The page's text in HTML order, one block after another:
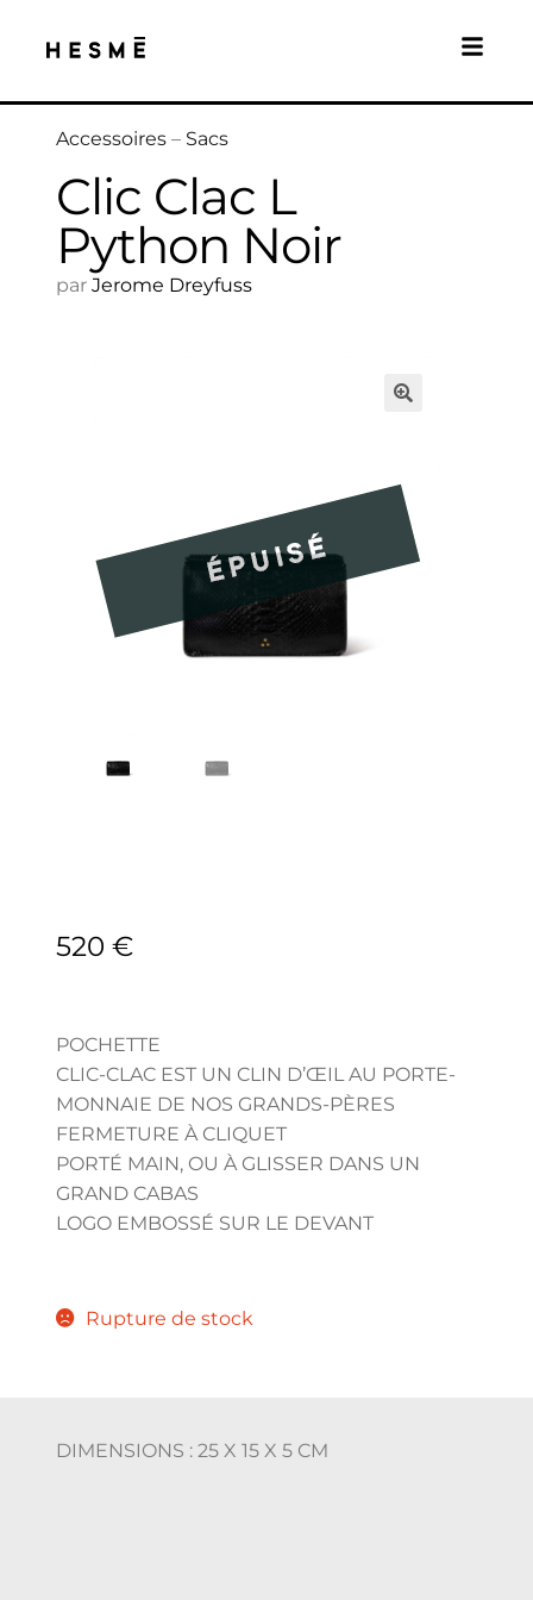
Accessoires – Sacs
Clic Clac L
Python Noir
par Jerome Dreyfuss
520 €
POCHETTE
CLIC-CLAC EST UN CLIN D’ŒIL AU PORTE-
MONNAIE DE NOS GRANDS-PÈRES
FERMETURE À CLIQUET
PORTÉ MAIN, OU À GLISSER DANS UN
GRAND CABAS
LOGO EMBOSSÉ SUR LE DEVANT
Rupture de stock
DIMENSIONS : 25 X 15 X 5 CM